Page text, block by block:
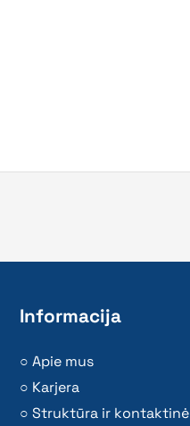
Informacija
Apie mus
Karjera
Struktūra ir kontaktinė